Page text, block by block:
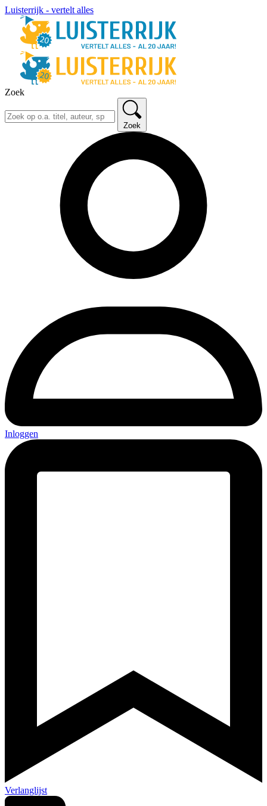
Luisterrijk - vertelt alles
Zoek
Zoek
Inloggen
Verlanglijst